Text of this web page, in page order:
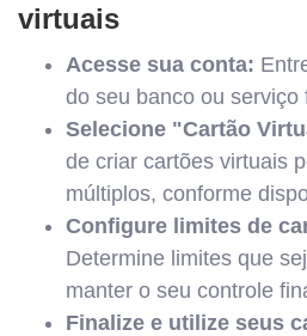
virtuais
Acesse sua conta:
do seu banco ou serviço
Selecione "Cartão
de criar cartões virtuais
múltiplos, conforme
Configure limites de
Determine limites que
manter o seu controle
Finalize e utilize seus